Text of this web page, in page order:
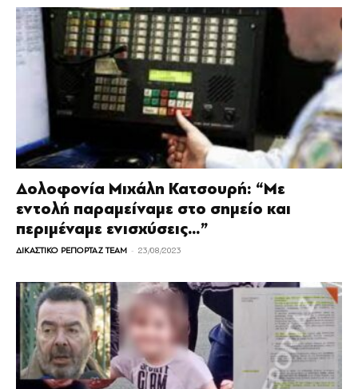
Δολοφονία Μιχάλη Κατσουρή: “Με
εντολή παραμείναμε στο σημείο και
περιμέναμε ενισχύσεις…”
ΔΙΚΑΣΤΙΚΟ ΡΕΠΟΡΤΑΖ TEAM - 23/08/2023